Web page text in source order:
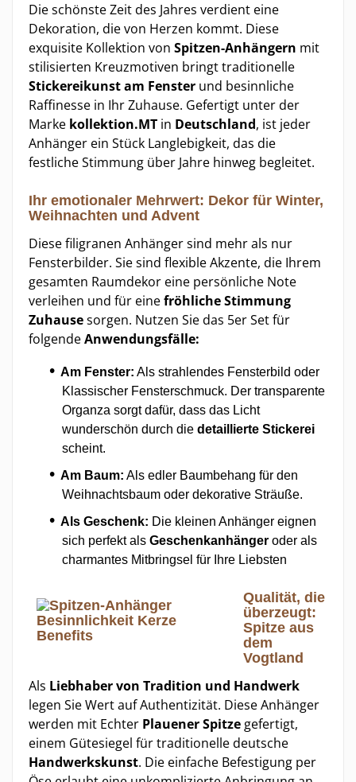
Die schönste Zeit des Jahres verdient eine
Dekoration, die von Herzen kommt. Diese
exquisite Kollektion von Spitzen-Anhängern mit
stilisierten Kreuzmotiven bringt traditionelle
Stickereikunst am Fenster und besinnliche
Raffinesse in Ihr Zuhause. Gefertigt unter der
Marke kollektion.MT in Deutschland, ist jeder
Anhänger ein Stück Langlebigkeit, das die
festliche Stimmung über Jahre hinweg begleitet.
Ihr emotionaler Mehrwert: Dekor für Winter,
Weihnachten und Advent
Diese filigranen Anhänger sind mehr als nur
Fensterbilder. Sie sind flexible Akzente, die Ihrem
gesamten Raumdekor eine persönliche Note
verleihen und für einefröhliche Stimmung
Zuhausesorgen. Nutzen Sie das 5er Set für
folgendeAnwendungsfälle:
Am Fenster: Als strahlendes Fensterbild oder
Klassischer Fensterschmuck. Der transparente
Organza sorgt dafür, dass das Licht
wunderschön durch die detaillierte Stickerei
scheint.
Am Baum: Als edler Baumbehang für den
Weihnachtsbaum oder dekorative Sträuße.
Als Geschenk: Die kleinen Anhänger eignen
sich perfekt als Geschenkanhänger oder als
charmantes Mitbringsel für Ihre Liebsten
Qualität, die
überzeugt:
Spitze aus
dem
Vogtland
Als Liebhaber von Tradition und Handwerk
legen Sie Wert auf Authentizität. Diese Anhänger
werden mit Echter Plauener Spitzegefertigt,
einem Gütesiegel für traditionelle deutsche
Handwerkskunst. Die einfache Befestigung per